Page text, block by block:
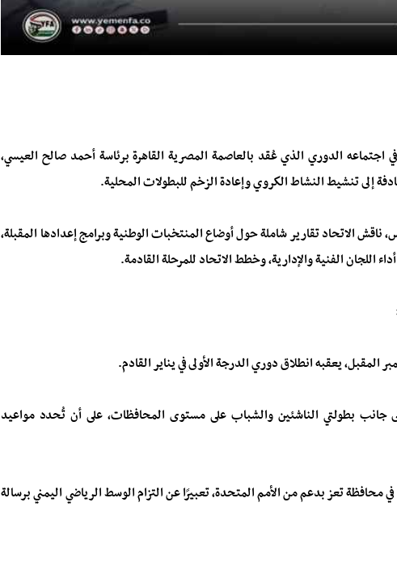
اجتماعه الدوري الذي عُقد بالعاصمة المصرية القاهرة برئاسة أحمد صالح العيسي،
إلى تنشيط النشاط الكروي وإعادة الزخم للبطولات المحلية.
الاتحاد تقارير شاملة حول أوضاع المنتخبات الوطنية وبرامج إعدادها المقبلة،
اللجان الفنية والإدارية، وخطط الاتحاد للمرحلة القادمة.
يعقبه انطلاق دوري الدرجة الأولى في يناير القادم.
جانب بطولتي الناشئين والشباب على مستوى المحافظات، على أن تُحدد مواعيد
محافظة تعز بدعم من الأمم المتحدة، تعبيرًا عن التزام الوسط الرياضي اليمني برسالة